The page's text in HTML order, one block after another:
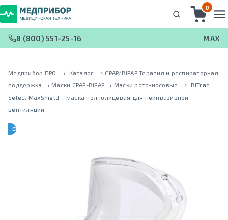
0
8 (800) 551-25-16 MAX
Медприбор ПРО → Каталог → CPAP/BIPAP Терапия и респираторная
поддержка → Маски CPAP-BiPAP → Маски рото-носовые → BiTrac
Select MaxShield – маска полнолицевая для неинвазивной
вентиляции
CPAP-BPAP-НВЛ